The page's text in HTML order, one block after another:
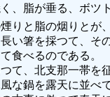
、脂が垂る、ボツ
りと脂の烟りとが
い箸を採つて、そ
食べるのである。
て、北支那一帯を
な鍋を露天に並べ